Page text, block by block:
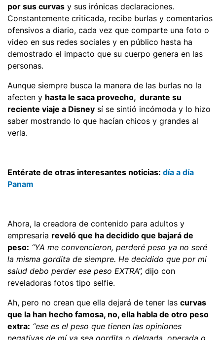
por sus curvas y sus irónicas declaraciones.
Constantemente criticada, recibe burlas y comentarios
ofensivos a diario, cada vez que comparte una foto o
video en sus redes sociales y en público hasta ha
demostrado el impacto que su cuerpo genera en las
personas.
Aunque siempre busca la manera de las burlas no la
afecten y hasta le saca provecho, durante su
reciente viaje a Disney sí se sintió incómoda y lo hizo
saber mostrando lo que hacían chicos y grandes al
verla.
Entérate de otras interesantes noticias: día a día
Panam
Ahora, la creadora de contenido para adultos y
empresaria reveló que ha decidido que bajará de
peso: “YA me convencieron, perderé peso ya no seré
la misma gordita de siempre. He decidido que por mi
salud debo perder ese peso EXTRA”, dijo con
reveladoras fotos tipo selfie.
Ah, pero no crean que ella dejará de tener las curvas
que la han hecho famosa, no, ella habla de otro peso
extra: “ese es el peso que tienen las opiniones
negativas de mí ya sea gordita o delgada, operada o